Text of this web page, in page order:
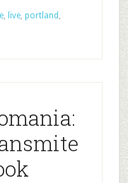
, live, portland ,